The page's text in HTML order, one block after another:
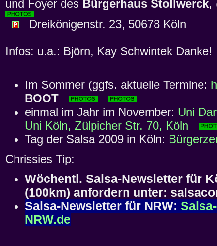
und Foyer des Bürgerhaus Stollwerck,
Dreikönigenstr. 23, 50678 Köln
Infos: u.a.: Björn, Kay Schwintek Danke!
Im Sommer (ggfs. aktuelle Termine:
BOOT
einmal im Jahr im November: Uni
Uni Köln, Zülpicher Str. 70, Köln
Tag der Salsa 2009 in Köln:
Chrissies Tip:
Wöchentl. Salsa-Newsletter für
(100km) anfordern unter:
Salsa-Newsletter für NRW:
NRW.de